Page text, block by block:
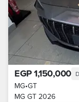
EGP 1,150,000
MG•GT
MG GT 2026